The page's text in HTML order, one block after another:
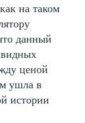
на таком
данный
ценой
ушла в
истории